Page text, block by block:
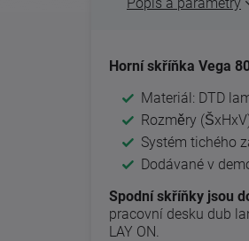
Horní skříňka Vega
Materiál: DTD
Rozměry
Systém tichého
Dodávané v
Spodní skříňky jsou
pracovní desku dub
LAY ON.